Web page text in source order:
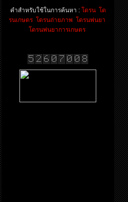
คำสำหรับใช้ในการค้นหา : โดรน โด
รนเกษตร โดรนถ่ายภาพ โดรนพ่นยา
โดรนพ่นยาการเกษตร